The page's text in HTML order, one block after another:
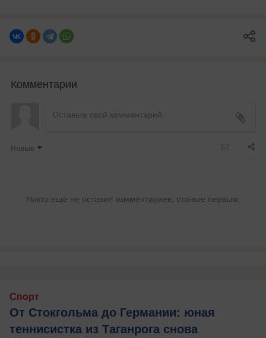
Комментарии
Новые
Никто ещё не оставил комментариев, станьте первым.
Спорт
От Стокгольма до Германии: юная
теннисистка из Таганрога снова